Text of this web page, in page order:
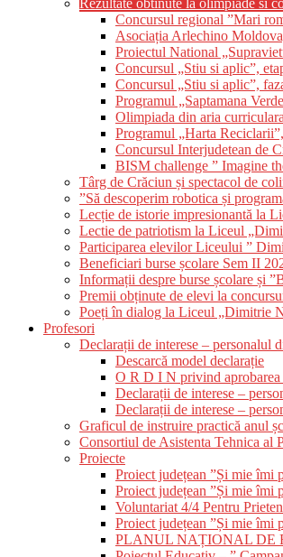
Rezultate obtinute la olimpiade si
Concursul regional ”Mari
Asociația Arlechino
Proiectul National
Concursul „Stiu si aplic”,
Concursul „Stiu si aplic”,
Programul „Saptamana
Olimpiada din aria
Programul „Harta
Concursul Interjudetean de
BISM challenge ” Imagine
Târg de Crăciun și spectacol de
”Să descoperim robotica și
Lecție de istorie impresionantă la
Lectie de patriotism la Liceul
Participarea elevilor Liceului ”
Beneficiari burse școlare Sem II
Informații despre burse școlare și
Premii obținute de elevi la
Poeți în dialog la Liceul „Dimitrie
Profesori
Declarații de interese – personalul
Descarcă model declarație
O R D I N privind aprobarea
Declarații de interese –
Declarații de interese –
Graficul de instruire practică anul
Consortiul de Asistenta Tehnica al
Proiecte
Proiect județean ”Și mie îmi
Proiect județean ”Și mie îmi
Voluntariat 4/4 Pentru
Proiect județean ”Și mie îmi
PLANUL NAȚIONAL DE